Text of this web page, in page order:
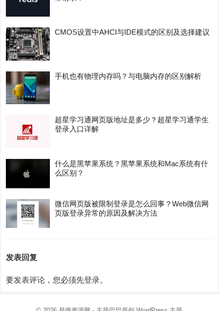
CMOS设置中AHCI与IDE模式的区别及选择建议
手机也有物理内存吗？与电脑内存的区别解析
超星学习通网页版地址是多少？超星学习通学生
登录入口详解
什么是黑苹果系统？黑苹果系统和Mac系统有什
么区别？
微信网页版被限制登录是怎么回事？Web微信网
页版登录异常的原因及解决方法
发表回复
要发表评论，您必须先登录。